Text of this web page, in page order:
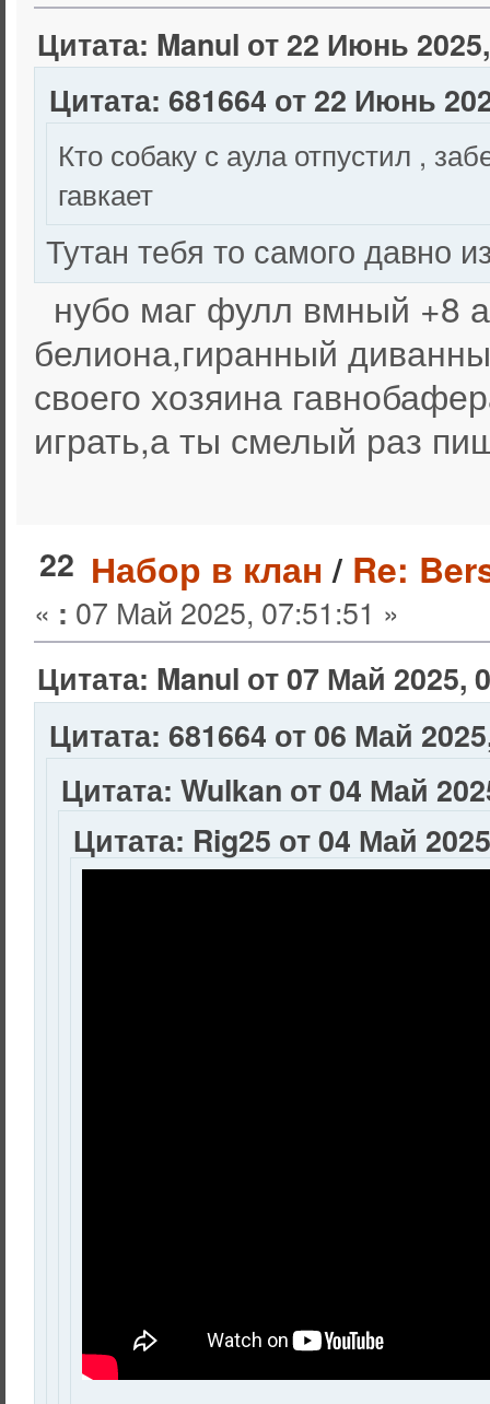
Цитата: Manul от 22 Июнь
Цитата: 681664 от 22 Июнь
Кто собаку с аула отпустил ,
гавкает
Тутан тебя то самого давно
нубо маг фулл вмный +8
белиона,гиранный
своего хозяина
играть,а ты смелый раз
22 Набор в клан/ Re:
« : 07 Май 2025, 07:51:51 »
Цитата: Manul от 07 Май 2025,
Цитата: 681664 от 06 Май
Цитата: Wulkan от 04 Май
Цитата: Rig25 от 04 Май